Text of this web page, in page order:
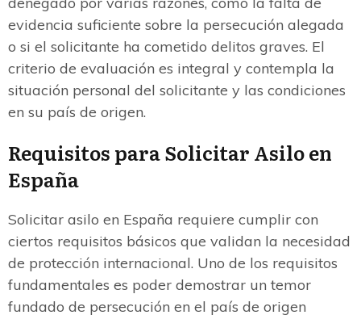
evidencia suficiente sobre la persecución alegada
o si el solicitante ha cometido delitos graves. El
criterio de evaluación es integral y contempla la
situación personal del solicitante y las condiciones
en su país de origen.
Requisitos para Solicitar Asilo en
España
Solicitar asilo en España requiere cumplir con
ciertos requisitos básicos que validan la necesidad
de protección internacional. Uno de los requisitos
fundamentales es poder demostrar un temor
fundado de persecución en el país de origen